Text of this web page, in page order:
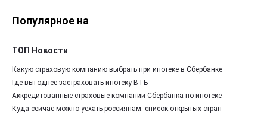
Популярное на
ТОП Новости
Какую страховую компанию выбрать при ипотеке в Сбербанке
Где выгоднее застраховать ипотеку ВТБ
Аккредитованные страховые компании Сбербанка по ипотеке
Куда сейчас можно уехать россиянам: список открытых стран